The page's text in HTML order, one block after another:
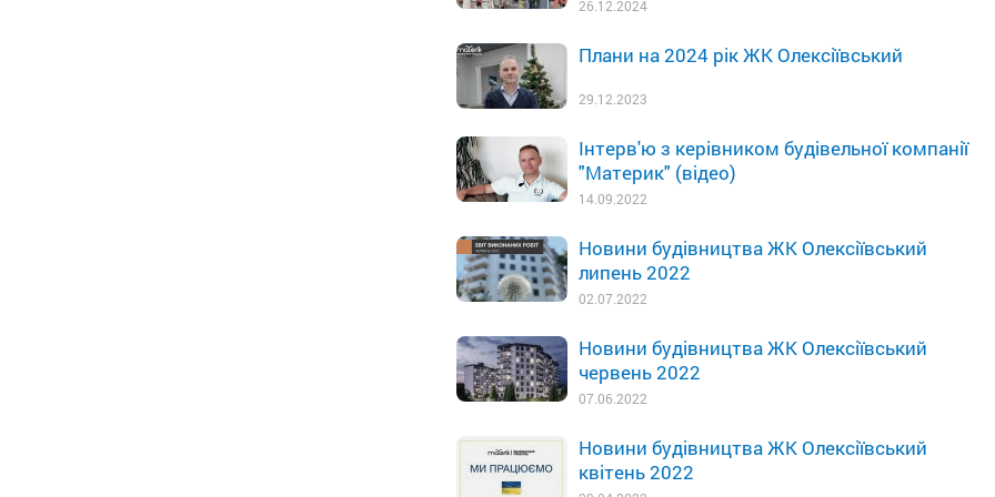
26.12.2024
Плани на 2024 рік ЖК Олексіївський
29.12.2023
Інтерв'ю з керівником будівельної компанії
"Материк" (відео)
14.09.2022
Новини будівництва ЖК Олексіївський
липень 2022
02.07.2022
Новини будівництва ЖК Олексіївський
червень 2022
07.06.2022
Новини будівництва ЖК Олексіївський
квітень 2022